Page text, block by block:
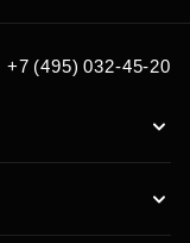
+7 (495) 032-45-20